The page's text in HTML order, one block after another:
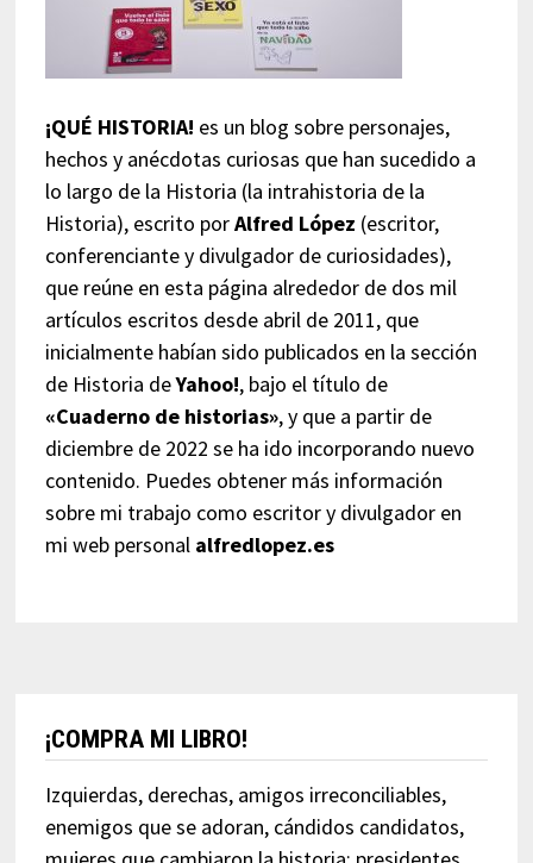
¡QUÉ HISTORIA! es un blog sobre personajes,
hechos y anécdotas curiosas que han sucedido a
lo largo de la Historia (la intrahistoria de la
Historia), escrito porAlfred López (escritor,
conferenciante y divulgador de curiosidades),
que reúne en esta página alrededor de dos mil
artículos escritos desde abril de 2011, que
inicialmente habían sido publicados en la sección
de Historia deYahoo!, bajo el título de
«Cuaderno de historias», y que a partir de
diciembre de 2022 se ha ido incorporando nuevo
contenido. Puedes obtener más información
sobre mi trabajo como escritor y divulgador en
mi web personal alfredlopez.es
¡COMPRA MI LIBRO!
Izquierdas, derechas, amigos irreconciliables,
enemigos que se adoran, cándidos candidatos,